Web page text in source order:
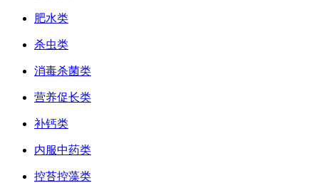
肥水类
杀虫类
消毒杀菌类
营养促长类
补钙类
内服中药类
控苔控藻类